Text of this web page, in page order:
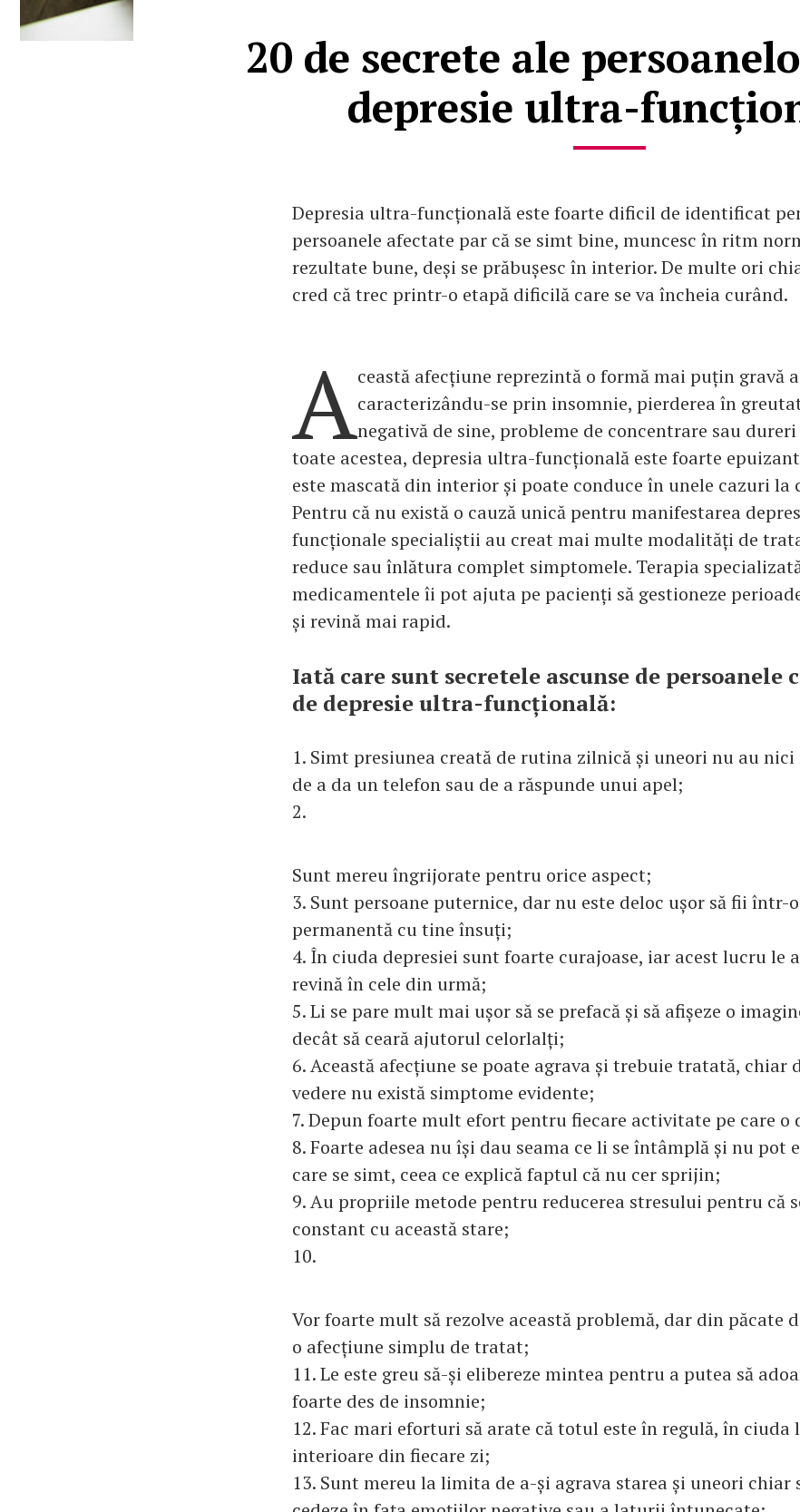
20 de secrete ale
depresie ultra-
Depresia ultra-funcțională este foarte dificil de identificat
persoanele afectate par că se simt bine, muncesc în ritm
rezultate bune, deși se prăbușesc în interior. De multe ori
cred că trec printr-o etapă dificilă care se va încheia curând.
Această afecțiune reprezintă o formă mai puțin gravă
caracterizându-se prin insomnie, pierderea în
negativă de sine, probleme de concentrare sau dureri
toate acestea, depresia ultra-funcțională este foarte
este mascată din interior și poate conduce în unele cazuri la
Pentru că nu există o cauză unică pentru manifestarea
funcționale specialiștii au creat mai multe modalități de
reduce sau înlătura complet simptomele. Terapia
medicamentele îi pot ajuta pe pacienți să gestioneze
și revină mai rapid.
Iată care sunt secretele ascunse de persoanele
de depresie ultra-funcțională:
1. Simt presiunea creată de rutina zilnică și uneori nu au nici
de a da un telefon sau de a răspunde unui apel;
2.
Sunt mereu îngrijorate pentru orice aspect;
3. Sunt persoane puternice, dar nu este deloc ușor să fii într-
permanentă cu tine însuți;
4. În ciuda depresiei sunt foarte curajoase, iar acest lucru le
revină în cele din urmă;
5. Li se pare mult mai ușor să se prefacă și să afișeze o
decât să ceară ajutorul celorlalți;
6. Această afecțiune se poate agrava și trebuie tratată, chiar
vedere nu există simptome evidente;
7. Depun foarte mult efort pentru fiecare activitate pe care o
8. Foarte adesea nu își dau seama ce li se întâmplă și nu pot
care se simt, ceea ce explică faptul că nu cer sprijin;
9. Au propriile metode pentru reducerea stresului pentru că
constant cu această stare;
10.
Vor foarte mult să rezolve această problemă, dar din păcate
o afecțiune simplu de tratat;
11. Le este greu să-și elibereze mintea pentru a putea să
foarte des de insomnie;
12. Fac mari eforturi să arate că totul este în regulă, în ciuda
interioare din fiecare zi;
13. Sunt mereu la limita de a-și agrava starea și uneori chiar